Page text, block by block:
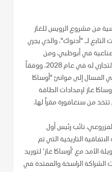
من مشروع الرويس للغاز
التابع لـ "أدنوك"، والذي يجري
في أبوظبي، ومن
المتوقع أن تبدأ عمليات التشغيل التجاري له في عام 2028. ووفقاً
المسال إلى موانئ "أوساكا
غاز لإمدادات الطاقة
نائب رئيس أول
التاريخية التي تم
الأمد مع ’أوساكا غاز‘ لتوريد
الشراكة الراسخة والممتدة في